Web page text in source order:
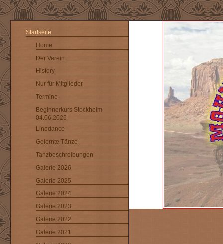
Startseite
Home
Der Verein
History
Nur für Mitglieder
Termine
Beginnerkurs Stockheim
04.06.2025
Linedance
Gelernte Tänze
Tanzbeschreibungen
Galerie 2026
Galerie 2025
Galerie 2024
Galerie 2023
Galerie 2022
Galerie 2021